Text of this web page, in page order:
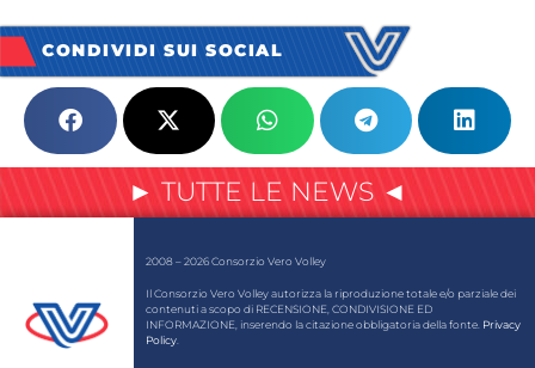
CONDIVIDI SUI SOCIAL
► TUTTE LE NEWS ◄
2008 – 2026 Consorzio Vero Volley
Il Consorzio Vero Volley autorizza la riproduzione totale e/o parziale dei
contenuti a scopo di RECENSIONE, CONDIVISIONE ED
INFORMAZIONE, inserendo la citazione obbligatoria della fonte. Privacy
Policy.